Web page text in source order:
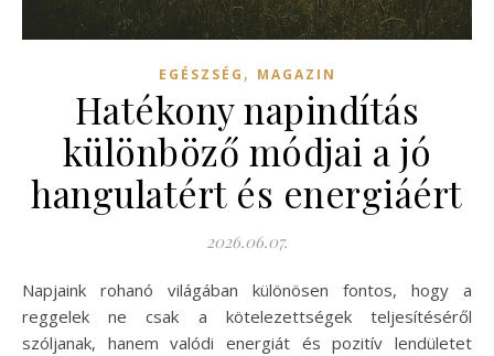
EGÉSZSÉG , MAGAZIN
Hatékony napindítás
különböző módjai a jó
hangulatért és energiáért
2026.06.07.
Napjaink rohanó világában különösen fontos, hogy a
reggelek ne csak a kötelezettségek teljesítéséről
szóljanak, hanem valódi energiát és pozitív lendületet